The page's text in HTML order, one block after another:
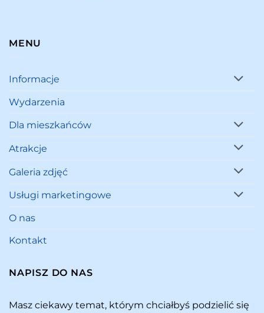
MENU
Informacje
Wydarzenia
Dla mieszkańców
Atrakcje
Galeria zdjęć
Usługi marketingowe
O nas
Kontakt
NAPISZ DO NAS
Masz ciekawy temat, którym chciałbyś podzielić się